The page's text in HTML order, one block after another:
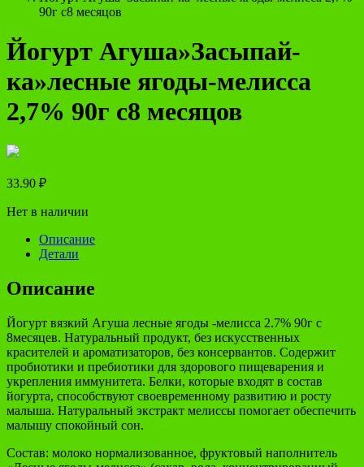
90г с8 месяцов
Йогурт Агуша»Засыпай-
ка»лесные ягоды-мелисса
2,7% 90г с8 месяцов
33.90 ₽
Нет в наличии
Описание
Детали
Описание
Йогурт вязкий Агуша лесные ягоды -мелисса 2.7% 90г с
8месяцев. Натуральный продукт, без искусственных
красителей и ароматизаторов, без консервантов. Содержит
пробиотики и пребиотики для здорового пищеварения и
укрепления иммунитета. Белки, которые входят в состав
йогурта, способствуют своевременному развитию и росту
малыша. Натуральный экстракт мелиссы помогает обеспечить
малышу спокойный сон.
Состав: молоко нормализованное, фруктовый наполнитель